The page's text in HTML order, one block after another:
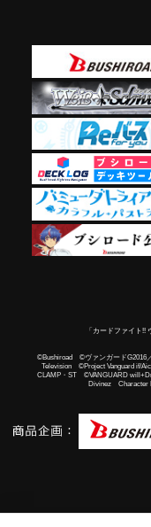
「カードファイト!!
©Bushiroad ©ヴァンガードG2016
Television ©Project Vanguard if/
CLAMP・ST ©VANGUARD
Divinez Character